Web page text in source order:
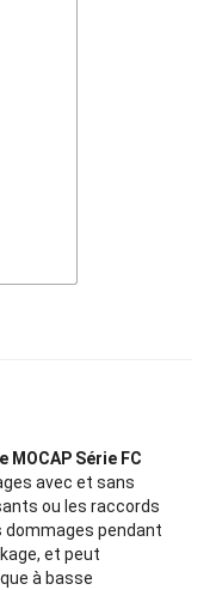
MOCAP Série FC
avec et sans
ou les raccords
dommages pendant
et peut
à basse